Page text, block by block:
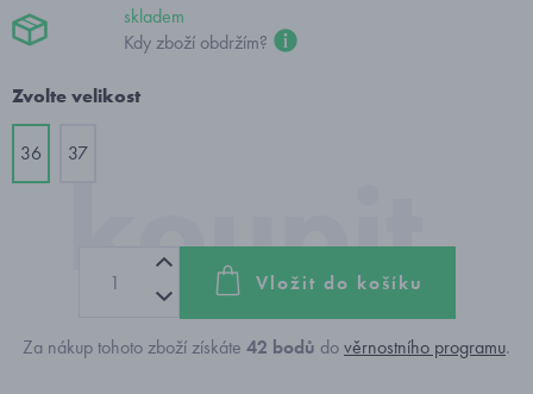
skladem
Kdy zboží obdržím?
Zvolte velikost
36 37
Vložit do košíku
Za nákup tohoto zboží získáte 42 bodů dověrnostního programu.